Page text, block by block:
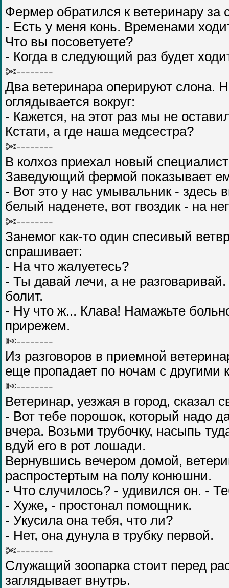
Фермер обратился к ветеринару за
- Есть у меня конь. Временами
Что вы посоветуете?
- Когда в следующий раз будет
✄--------
Два ветеринара оперируют слона.
оглядывается вокруг:
- Кажется, на этот раз мы не
Кстати, а где наша медсестра?
✄--------
В колхоз приехал новый
Заведующий фермой показывает
- Вот это у нас умывальник - здесь
белый наденете, вот гвоздик - на
✄--------
Занемог как-то один спесивый
спрашивает:
- На что жалуетесь?
- Ты давай лечи, а не
болит.
- Ну что ж... Клава! Намажьте
прирежем.
✄--------
Из разговоров в приемной
еще пропадает по ночам с другими
✄--------
Ветеринар, уезжая в город, сказал
- Вот тебе порошок, который надо
вчера. Возьми трубочку, насыпь
вдуй его в рот лошади.
Вернувшись вечером домой,
распростертым на полу конюшни.
- Что случилось? - удивился он. -
- Хуже, - простонал помощник.
- Укусила она тебя, что ли?
- Нет, она дунула в трубку первой.
✄--------
Служащий зоопарка стоит перед
заглядывает внутрь.